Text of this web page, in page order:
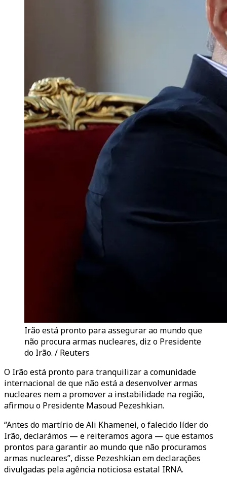
Irão está pronto para assegurar ao mundo que
não procura armas nucleares, diz o Presidente
do Irão. / Reuters
O Irão está pronto para tranquilizar a comunidade
internacional de que não está a desenvolver armas
nucleares nem a promover a instabilidade na região,
afirmou o Presidente Masoud Pezeshkian.
“Antes do martírio de Ali Khamenei, o falecido líder do
Irão, declarámos — e reiteramos agora — que estamos
prontos para garantir ao mundo que não procuramos
armas nucleares”, disse Pezeshkian em declarações
divulgadas pela agência noticiosa estatal IRNA.